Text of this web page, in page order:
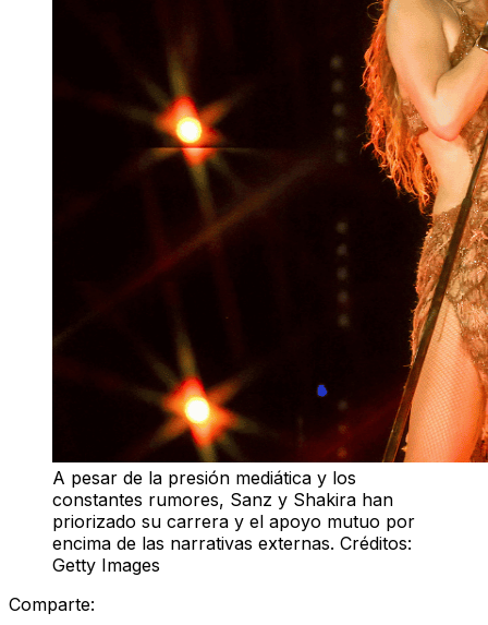
A pesar de la presión mediática y los
constantes rumores, Sanz y Shakira han
priorizado su carrera y el apoyo mutuo por
encima de las narrativas externas. Créditos:
Getty Images
Comparte: